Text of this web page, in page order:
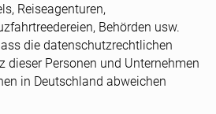
Reiseagenturen,
Behörden usw.
die datenschutzrechtlichen
dieser Personen und Unternehmen
in Deutschland abweichen